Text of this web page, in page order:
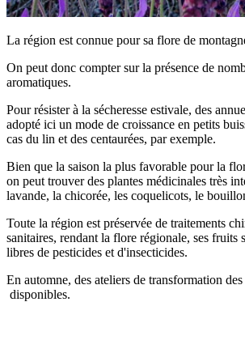
La région est connue pour sa flore de
On peut donc compter sur la présence de
aromatiques.
Pour résister à la sécheresse estivale, des
adopté ici un mode de croissance en petits
cas du lin et des centaurées, par exemple.
Bien que la saison la plus favorable pour la
on peut trouver des plantes médicinales très
lavande, la chicorée, les coquelicots, le
Toute la région est préservée de traitements
sanitaires, rendant la flore régionale, ses fruits
libres de pesticides et d'insecticides.
En automne, des ateliers de transformation
disponibles.